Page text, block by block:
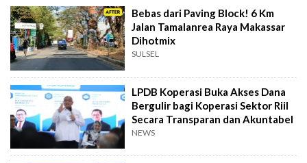
Bebas dari Paving Block! 6 Km
Jalan Tamalanrea Raya Makassar
Dihotmix
SULSEL
LPDB Koperasi Buka Akses Dana
Bergulir bagi Koperasi Sektor Riil
Secara Transparan dan Akuntabel
NEWS